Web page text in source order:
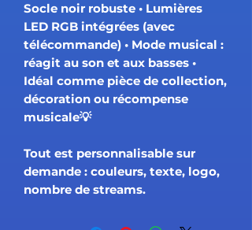
Socle noir robuste • Lumières
LED RGB intégrées (avec
télécommande) • Mode musical :
réagit au son et aux basses •
Idéal comme pièce de collection,
décoration ou récompense
musicale💡
Tout est personnalisable sur
demande : couleurs, texte, logo,
nombre de streams.